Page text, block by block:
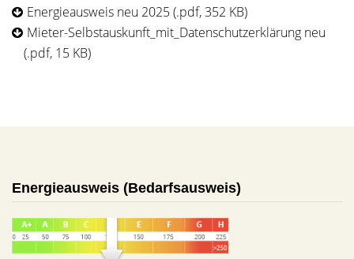
Energieausweis neu 2025 (.pdf, 352 KB)
Mieter-Selbstauskunft_mit_Datenschutzerklärung neu
(.pdf, 15 KB)
Energieausweis (Bedarfsausweis)